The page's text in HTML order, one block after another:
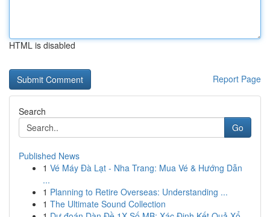
HTML is disabled
Report Page
Search
Go
Published News
1 Vé Máy Đà Lạt - Nha Trang: Mua Vé & Hướng Dẫn
...
1 Planning to Retire Overseas: Understanding ...
1 The Ultimate Sound Collection